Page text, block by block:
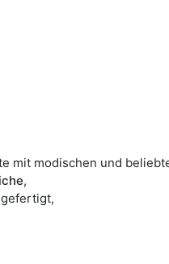
mit modischen und
,